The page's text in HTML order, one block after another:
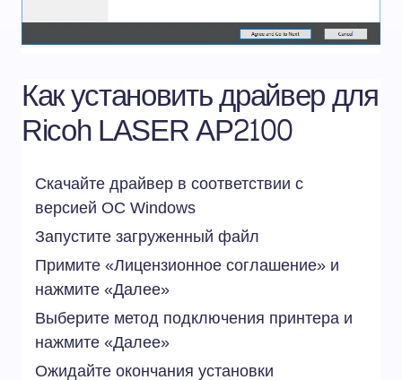
Как установить драйвер для
Ricoh LASER AP2100
Скачайте драйвер в соответствии с
версией ОС Windows
Запустите загруженный файл
Примите «Лицензионное соглашение» и
нажмите «Далее»
Выберите метод подключения принтера и
нажмите «Далее»
Ожидайте окончания установки